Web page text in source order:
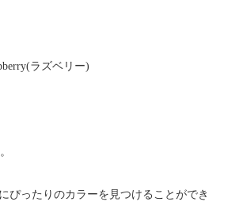
ラズベリー)
ぴったりのカラーを見つけることができ